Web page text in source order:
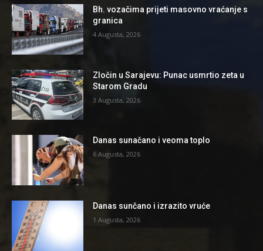
Bh. vozačima prijeti masovno vraćanje s
granica
4 Augusta, 2026
Zločin u Sarajevu: Punac usmrtio zeta u
Starom Gradu
3 Augusta, 2026
Danas sunačano i veoma toplo
6 Augusta, 2026
Danas sunčano i izrazito vruće
1 Augusta, 2026